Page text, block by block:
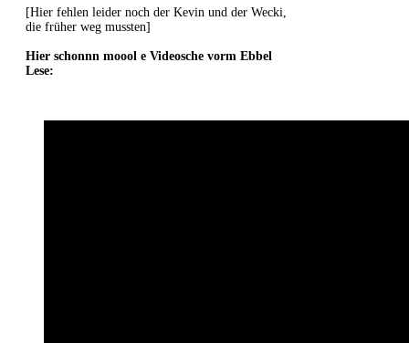
[Hier fehlen leider noch der Kevin und der Wecki,
die früher weg mussten]
Hier schonnn moool e Videosche vorm Ebbel
Lese: